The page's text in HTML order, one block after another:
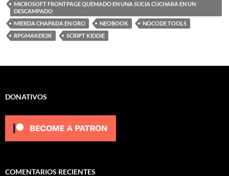
MICROSOFT FRONTPAGE QUEMADO EN UNA SUCIA CUCHARA EN UN
DESCAMPADO
MIERDA CHAPADA EN ORO
NEOBOOK
NOCODE TOOLS
RPGMAKER2K
SCRIPT KIDDIE
DONATIVOS
COMENTARIOS RECIENTES